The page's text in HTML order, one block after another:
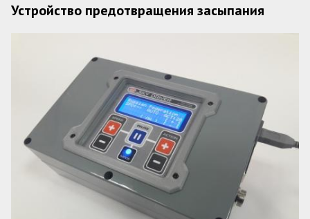
Устройство предотвращения засыпания